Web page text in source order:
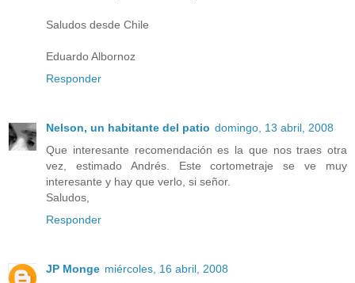
Saludos desde Chile
Eduardo Albornoz
Responder
Nelson, un habitante del patio domingo, 13 abril, 2008
Que interesante recomendación es la que nos traes otra
vez, estimado Andrés. Este cortometraje se ve muy
interesante y hay que verlo, si señor.
Saludos,
Responder
JP Monge miércoles, 16 abril, 2008